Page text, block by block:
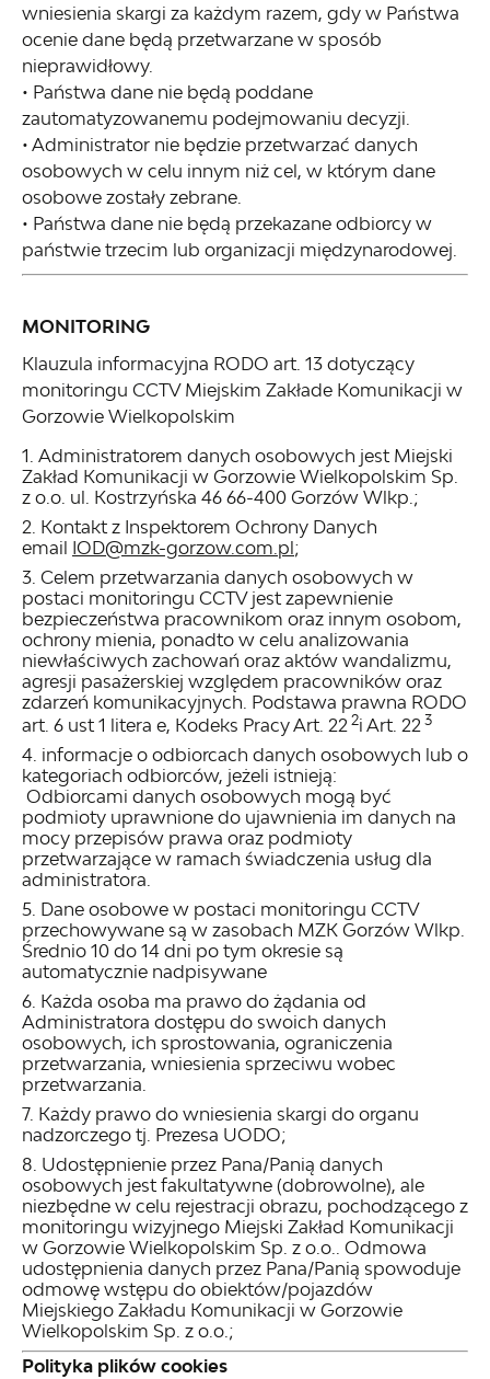
wniesienia skargi za każdym razem, gdy w Państwa
ocenie dane będą przetwarzane w sposób
nieprawidłowy.
• Państwa dane nie będą poddane
zautomatyzowanemu podejmowaniu decyzji.
• Administrator nie będzie przetwarzać danych
osobowych w celu innym niż cel, w którym dane
osobowe zostały zebrane.
• Państwa dane nie będą przekazane odbiorcy w
państwie trzecim lub organizacji międzynarodowej.
MONITORING
Klauzula informacyjna RODO art. 13 dotyczący
monitoringu CCTV Miejskim Zakłade Komunikacji w
Gorzowie Wielkopolskim
Administratorem danych osobowych jest Miejski
Zakład Komunikacji w Gorzowie Wielkopolskim Sp.
z o.o. ul. Kostrzyńska 46 66-400 Gorzów Wlkp.;
Kontakt z Inspektorem Ochrony Danych
email IOD@mzk-gorzow.com.pl;
Celem przetwarzania danych osobowych w
postaci monitoringu CCTV jest zapewnienie
bezpieczeństwa pracownikom oraz innym osobom,
ochrony mienia, ponadto w celu analizowania
niewłaściwych zachowań oraz aktów wandalizmu,
agresji pasażerskiej względem pracowników oraz
zdarzeń komunikacyjnych. Podstawa prawna RODO
art. 6 ust 1 litera e, Kodeks Pracy Art. 222i Art. 223
informacje o odbiorcach danych osobowych lub o
kategoriach odbiorców, jeżeli istnieją:
Odbiorcami danych osobowych mogą być
podmioty uprawnione do ujawnienia im danych na
mocy przepisów prawa oraz podmioty
przetwarzające w ramach świadczenia usług dla
administratora.
Dane osobowe w postaci monitoringu CCTV
przechowywane są w zasobach MZK Gorzów Wlkp.
Średnio 10 do 14 dni po tym okresie są
automatycznie nadpisywane
Każda osoba ma prawo do żądania od
Administratora dostępu do swoich danych
osobowych, ich sprostowania, ograniczenia
przetwarzania, wniesienia sprzeciwu wobec
przetwarzania.
Każdy prawo do wniesienia skargi do organu
nadzorczego tj. Prezesa UODO;
Udostępnienie przez Pana/Panią danych
osobowych jest fakultatywne (dobrowolne), ale
niezbędne w celu rejestracji obrazu, pochodzącego z
monitoringu wizyjnego Miejski Zakład Komunikacji
w Gorzowie Wielkopolskim Sp. z o.o.. Odmowa
udostępnienia danych przez Pana/Panią spowoduje
odmowę wstępu do obiektów/pojazdów
Miejskiego Zakładu Komunikacji w Gorzowie
Wielkopolskim Sp. z o.o.;
Polityka plików cookies